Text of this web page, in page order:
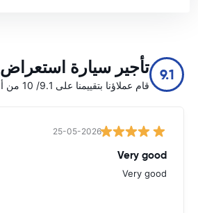
9.1 تأجير سيارة استعراض
قام عملاؤنا بتقييمنا على 9.1/ 10 من أصل 12840
25-05-2026
Very good
Very good